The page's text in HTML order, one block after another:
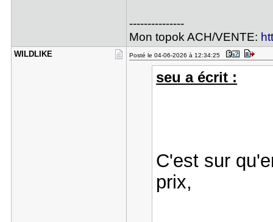
---------------
Mon topok ACH/VENTE:
WILDLIKE Posté le 04-06-2026 à 12:34:25
seu a écrit :
C'est sur
prix,